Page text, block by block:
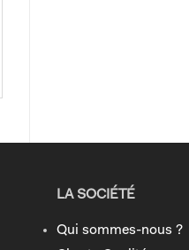
LA SOCIÉTÉ
Qui sommes-nous ?